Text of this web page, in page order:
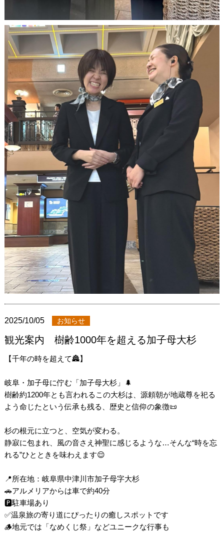
2025/10/05 お知らせ
観光案内 樹齢1000年を超える加子母大杉
【千年の時を超えて🏯】
岐阜・加子母に佇む「加子母大杉」🌲
樹齢約1200年とも言われるこの大杉は、源頼朝が地蔵尊を祀る
よう命じたという伝承も残る、歴史と信仰の象徴📜
杉の根元に立つと、空気が変わる。
静寂に包まれ、風の音さえ神聖に感じるような…そんな“時を忘
れる”ひとときを味わえます😌
📍所在地：岐阜県中津川市加子母字大杉
🚗アルメリアからは車で約40分
🅿️駐車場あり
✅温泉旅の寄り道にぴったりの癒しスポットです
🪵地元では「なめくじ祭」などユニークな行事も